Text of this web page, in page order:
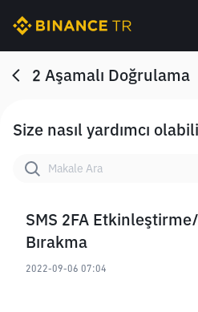
2 Aşamalı Doğrulama
Size nasıl yardımcı
SMS 2FA Etkinleştirme/
Bırakma
2022-09-06 07:04